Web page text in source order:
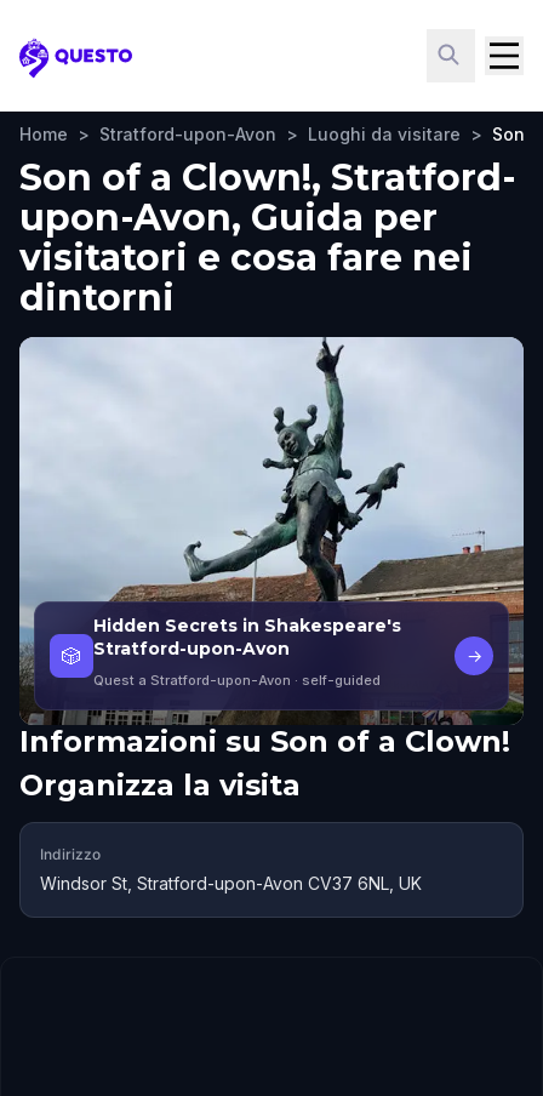
Questo
Home > Stratford-upon-Avon > Luoghi da visitare > Son
Son of a Clown!, Stratford-
upon-Avon, Guida per
visitatori e cosa fare nei
dintorni
🎲
Hidden Secrets in Shakespeare's
Stratford-upon-Avon
Quest a Stratford-upon-Avon · self-guided
→
Informazioni su Son of a Clown!
Organizza la visita
Indirizzo
Windsor St, Stratford-upon-Avon CV37 6NL, UK